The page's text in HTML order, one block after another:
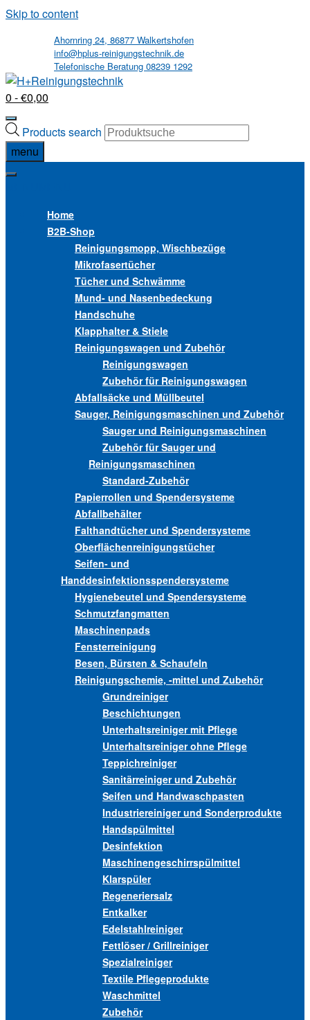
Skip to content
Ahornring 24, 86877 Walkertshofen
info@hplus-reinigungstechnik.de
Telefonische Beratung 08239 1292
0 - €0,00
Products search
menu
Home
B2B-Shop
Reinigungsmopp, Wischbezüge
Mikrofasertücher
Tücher und Schwämme
Mund- und Nasenbedeckung
Handschuhe
Klapphalter & Stiele
Reinigungswagen und Zubehör
Reinigungswagen
Zubehör für Reinigungswagen
Abfallsäcke und Müllbeutel
Sauger, Reinigungsmaschinen und Zubehör
Sauger und Reinigungsmaschinen
Zubehör für Sauger und
Reinigungsmaschinen
Standard-Zubehör
Papierrollen und Spendersysteme
Abfallbehälter
Falthandtücher und Spendersysteme
Oberflächenreinigungstücher
Seifen- und
Handdesinfektionsspendersysteme
Hygienebeutel und Spendersysteme
Schmutzfangmatten
Maschinenpads
Fensterreinigung
Besen, Bürsten & Schaufeln
Reinigungschemie, -mittel und Zubehör
Grundreiniger
Beschichtungen
Unterhaltsreiniger mit Pflege
Unterhaltsreiniger ohne Pflege
Teppichreiniger
Sanitärreiniger und Zubehör
Seifen und Handwaschpasten
Industriereiniger und Sonderprodukte
Handspülmittel
Desinfektion
Maschinengeschirrspülmittel
Klarspüler
Regeneriersalz
Entkalker
Edelstahlreiniger
Fettlöser / Grillreiniger
Spezialreiniger
Textile Pflegeprodukte
Waschmittel
Zubehör